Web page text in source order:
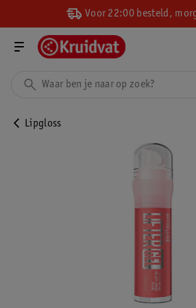
Voor 22:00 besteld,
Lipgloss